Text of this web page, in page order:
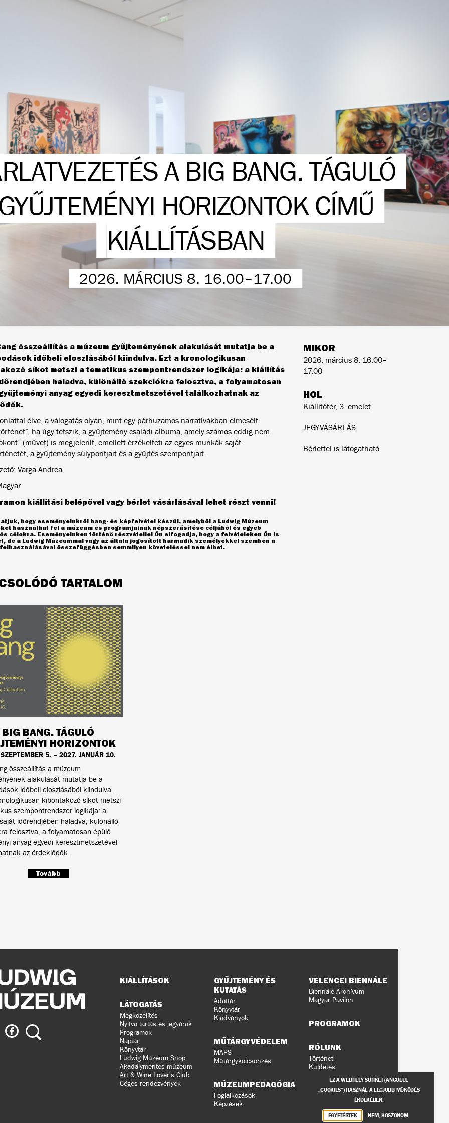
A BIG BANG. TÁGULÓ
HORIZONTOK CÍMŰ
KIÁLLÍTÁSBAN
2026. MÁRCIUS 8. 16.00–17.00
MIKOR
2026. március 8. 16.00–
17.00
HOL
Kiállítótér, 3. emelet
JEGYVÁSÁRLÁS
Bérlettel is látogatható
összeállítás a múzeum gyűjteményének alakulását mutatja be a
időbeli eloszlásából kiindulva. Ezt a kronologikusan
síkot metszi a tematikus szempontrendszer logikája: a kiállítás
haladva, különálló szekciókra felosztva, a folyamatosan
anyag egyedi keresztmetszetével találkozhatnak az
élve, a válogatás olyan, mint egy párhuzamos narratívákban elmesélt
ha úgy tetszik, a gyűjtemény családi albuma, amely számos eddig nem
(művet) is megjelenít, emellett érzékelteti az egyes munkák saját
a gyűjtemény súlypontjait és a gyűjtés szempontjait.
Varga Andrea
kiállítási belépővel vagy bérlet vásárlásával lehet részt venni!
hogy eseményeinkről hang- és képfelvétel készül, amelyből a Ludwig Múzeum
használhat fel a múzeum és programjainak népszerűsítése céljából és egyéb
célokra. Eseményeinken történő részvétellel Ön elfogadja, hogy a felvételeken Ön is
de a Ludwig Múzeummal vagy az általa jogosított harmadik személyekkel szemben a
összefüggésben semmilyen követeléssel nem élhet.
TARTALOM
BIG BANG. TÁGULÓ
HORIZONTOK
5. – 2027. JANUÁR 10.
összeállítás a múzeum
alakulását mutatja be a
időbeli eloszlásából kiindulva.
kibontakozó síkot metszi
szempontrendszer logikája: a
időrendjében haladva, különálló
felosztva, a folyamatosan épülő
anyag egyedi keresztmetszetével
az érdeklődők.
Tovább
Ludwig
Múzeum
Keresés
Oldaltérkép
KIÁLLÍTÁSOK
LÁTOGATÁS
Megközelítés
Nyitva tartás és jegyárak
Programok
Naptár
Könyvtár
Ludwig Múzeum Shop
Akadálymentes múzeum
Art & Wine Lover's Club
Céges rendezvények
GYŰJTEMÉNY ÉS
KUTATÁS
Adattár
Könyvtár
Kiadványok
MŰTÁRGYVÉDELEM
MAPS
Műtárgykölcsönzés
MÚZEUMPEDAGÓGIA
Foglalkozások
Képzések
VELENCEI BIENNÁLE
Biennále Archívum
Magyar Pavilon
PROGRAMOK
RÓLUNK
Történet
Küldetés
Ludwig Múzeumok a
világban
Munkatársaink
Közérdekű adatok
Támogatóink
Adatvédelem
EZ A WEBHELY SÜTIKET (ANGOLUL
„COOKIES”) HASZNÁL A LEGJOBB MŰKÖDÉS
ÉRDEKÉBEN.
EGYETÉRTEK NEM, KÖSZÖNÖM